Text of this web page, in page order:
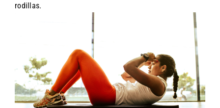
rodillas.